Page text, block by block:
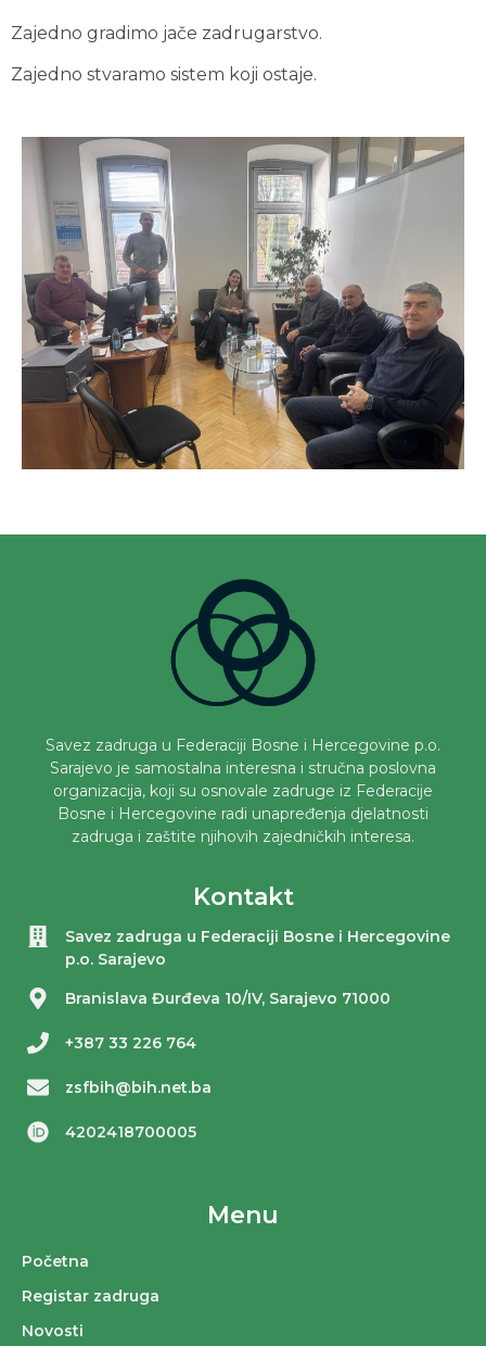
Zajedno gradimo jače zadrugarstvo.
Zajedno stvaramo sistem koji ostaje.
Savez zadruga u Federaciji Bosne i Hercegovine p.o.
Sarajevo je samostalna interesna i stručna poslovna
organizacija, koji su osnovale zadruge iz Federacije
Bosne i Hercegovine radi unapređenja djelatnosti
zadruga i zaštite njihovih zajedničkih interesa.
Kontakt
Savez zadruga u Federaciji Bosne i Hercegovine
p.o. Sarajevo
Branislava Đurđeva 10/IV, Sarajevo 71000
+387 33 226 764
zsfbih@bih.net.ba
4202418700005
Menu
Početna
Registar zadruga
Novosti